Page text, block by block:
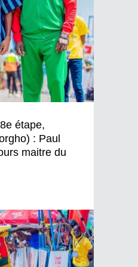
étape,
: Paul
maitre du